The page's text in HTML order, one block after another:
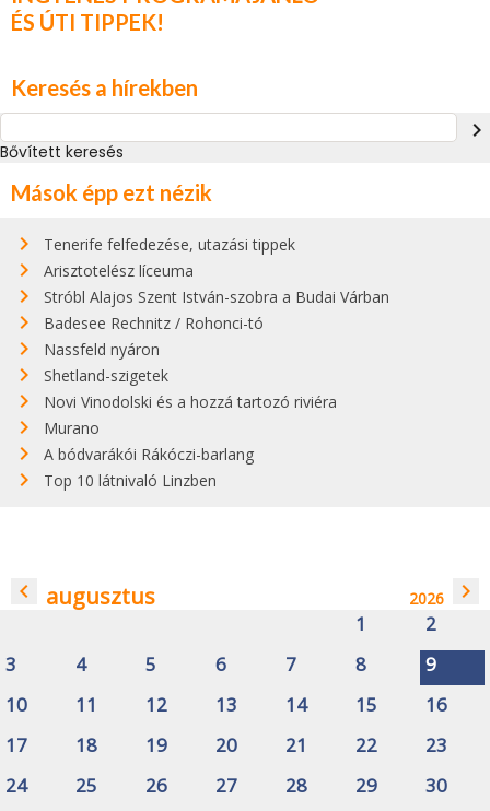
ÉS ÚTI TIPPEK!
Keresés a hírekben
navigate_next
Bővített keresés
Mások épp ezt nézik
Tenerife felfedezése, utazási tippek
Arisztotelész líceuma
Stróbl Alajos Szent István-szobra a Budai Várban
Badesee Rechnitz / Rohonci-tó
Nassfeld nyáron
Shetland-szigetek
Novi Vinodolski és a hozzá tartozó riviéra
Murano
A bódvarákói Rákóczi-barlang
Top 10 látnivaló Linzben
navigate_before augusztus 2026 navigate_next
1
2
3
4 5 6 7 8
9
10
11 12 13 14 15
16
17
18 19 20 21 22
23
24
25 26 27 28 29
30